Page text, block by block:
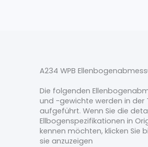
A234 WPB
Die folgenden
und -gewichte werden in der
aufgeführt. Wenn Sie die
Ellbogenspezifikationen in
kennen möchten, klicken Sie
sie anzuzeigen